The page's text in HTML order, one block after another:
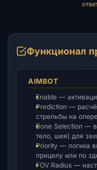
Функционал
AIMBOT
Enable —
Prediction —
стрельбы на
Bone Selection —
тело, шея) для
Priority — логика
прицелу или по
FOV Radius —